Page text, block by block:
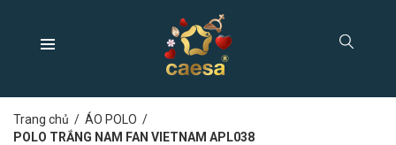
Trang chủ / ÁO POLO /
POLO TRẮNG NAM FAN VIETNAM APL038